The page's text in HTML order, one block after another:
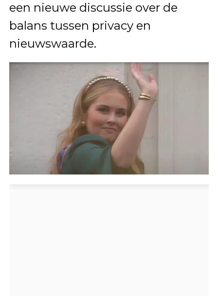
een nieuwe discussie over de
balans tussen privacy en
nieuwswaarde.